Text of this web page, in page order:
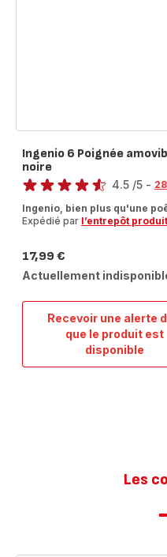
Recevoir une alerte
que le produit est
disponible
Ingenio
6
Ingenio 6 Poignée
noire
Note
4.5 /5 -
Ingenio, bien plus qu'une
Expédié par l’entrepôt
Prix
17,99 €
Actuellement
Les